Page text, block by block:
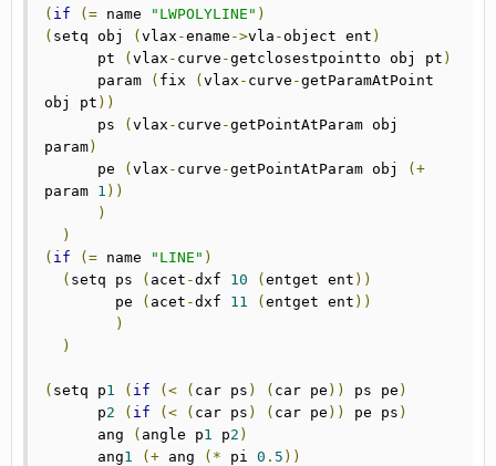
( if (= name "LWPOLYLINE" )
( setq obj ( vlax -ename ->vla -object ent )
      pt
( vlax - curve -getclosestpointto obj pt )
      param
( fix ( vlax - curve -getParamAtPoint
obj pt ))
      ps
( vlax - curve -getPointAtParam obj
param)
      pe
( vlax - curve -getPointAtParam obj
(+
param 1 ))
)
)
( if (= name "LINE" )
( setq ps ( acet -dxf 10 ( entget ent ))
	pe
( acet -dxf 11 ( entget ent ))
)
)
( setq p1 ( if (< ( car ps ) ( car pe )) ps pe )
      p
2 ( if (< ( car ps ) ( car pe )) pe ps )
      ang
( angle p1 p2 )
      ang
1 (+ ang (* pi 0 . 5 ))